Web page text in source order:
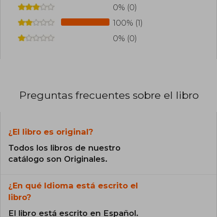
0% (0)
100% (1)
0% (0)
Preguntas frecuentes sobre el libro
¿El libro es original?
Todos los libros de nuestro
catálogo son Originales.
¿En qué Idioma está escrito el
libro?
El libro está escrito en Español.